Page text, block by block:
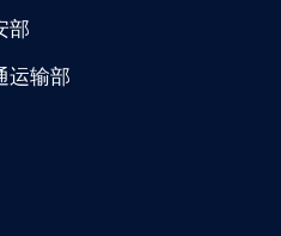
部
运输部